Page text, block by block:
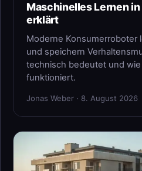
Maschinelles Lernen
erklärt
Moderne Konsumerroboter
und speichern
technisch bedeutet und wie
funktioniert.
Jonas Weber · 8. August 2026